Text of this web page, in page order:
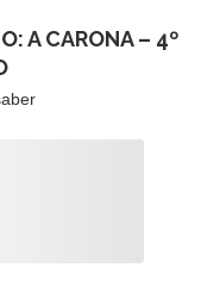
A CARONA – 4º